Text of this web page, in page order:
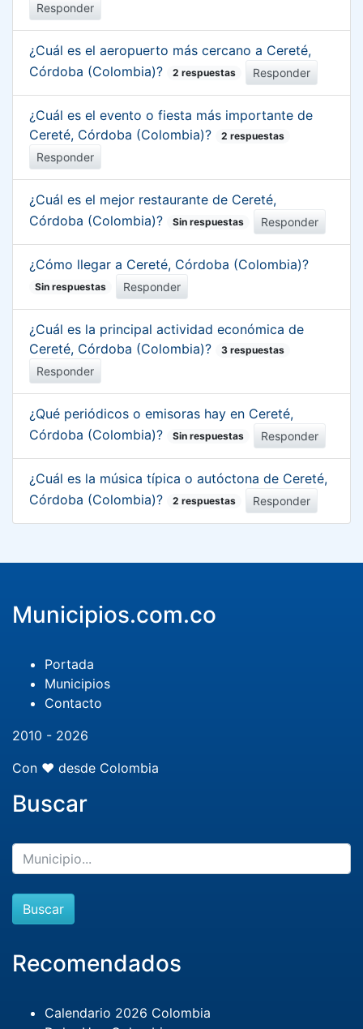
Responder
¿Cuál es el aeropuerto más cercano a Cereté,
Córdoba (Colombia)?
2 respuestas Responder
¿Cuál es el evento o fiesta más importante de
Cereté, Córdoba (Colombia)?
2 respuestas
Responder
¿Cuál es el mejor restaurante de Cereté,
Córdoba (Colombia)?
Sin respuestas Responder
¿Cómo llegar a Cereté, Córdoba (Colombia)?
Sin respuestas Responder
¿Cuál es la principal actividad económica de
Cereté, Córdoba (Colombia)?
3 respuestas
Responder
¿Qué periódicos o emisoras hay en Cereté,
Córdoba (Colombia)?
Sin respuestas Responder
¿Cuál es la música típica o autóctona de Cereté,
Córdoba (Colombia)?
2 respuestas Responder
Municipios.com.co
Portada
Municipios
Contacto
2010 - 2026
Con ❤️ desde Colombia
Buscar
Buscar
Recomendados
Calendario 2026 Colombia